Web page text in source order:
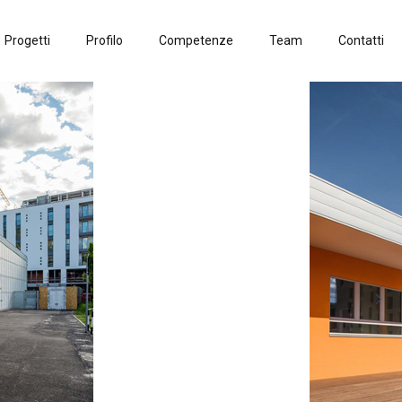
Progetti Profilo Competenze Team Contatti